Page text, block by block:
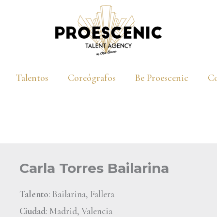
Talentos Coreógrafos Be Proescenic
Carla Torres Bailarina
Talento: Bailarina, Fallera
Ciudad: Madrid, Valencia